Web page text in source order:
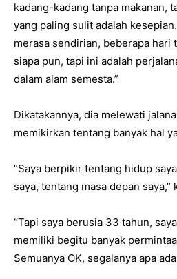
kadang-kadang tanpa makanan,
yang paling sulit adalah
merasa sendirian, beberapa hari
siapa pun, tapi ini adalah
dalam alam semesta.”
Dikatakannya, dia melewati
memikirkan tentang banyak hal
“Saya berpikir tentang hidup
saya, tentang masa depan saya,”
“Tapi saya berusia 33 tahun,
memiliki begitu banyak
Semuanya OK, segalanya apa